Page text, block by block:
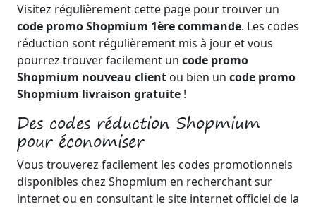
Visitez régulièrement cette page pour trouver un
code promo Shopmium 1ère commande. Les codes
réduction sont régulièrement mis à jour et vous
pourrez trouver facilement un code promo
Shopmium nouveau client ou bien un code promo
Shopmium livraison gratuite !
Des codes réduction Shopmium
pour économiser
Vous trouverez facilement les codes promotionnels
disponibles chez Shopmium en recherchant sur
internet ou en consultant le site internet officiel de la